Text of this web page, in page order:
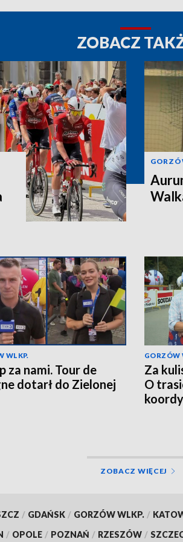
ZOBACZ
WLKP.
za nami. Tour de
dotarł do Zielonej
GORZÓW
Za
O
ZOBACZ WIĘCEJ
/ GDAŃSK / GORZÓW WLKP. /
/ OPOLE / POZNAŃ / RZESZÓW /